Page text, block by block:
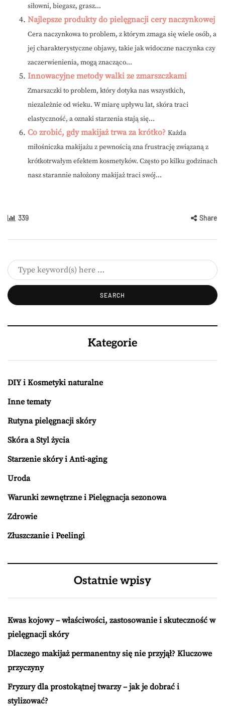
siłowni, biegasz, grasz...
Najlepsze produkty do pielęgnacji cery naczynkowej
Cera naczynkowa to problem, z którym zmaga się wiele osób, a
jej charakterystyczne objawy, takie jak widoczne naczynka czy
zaczerwienienia, mogą znacząco...
Innowacyjne metody walki ze zmarszczkami
Zmarszczki to problem, który dotyka nas wszystkich,
niezależnie od wieku. W miarę upływu lat, skóra traci
elastyczność, a oznaki starzenia stają się...
Co zrobić, gdy makijaż trwa za krótko? Każda
miłośniczka makijażu z pewnością zna frustrację związaną z
krótkotrwałym efektem kosmetyków. Często po kilku godzinach
nasz starannie nałożony makijaż traci swój...
339 Share
Kategorie
DIY i Kosmetyki naturalne
Inne tematy
Rutyna pielęgnacji skóry
Skóra a Styl życia
Starzenie skóry i Anti-aging
Uroda
Warunki zewnętrzne i Pielęgnacja sezonowa
Zdrowie
Złuszczanie i Peelingi
Ostatnie wpisy
Kwas kojowy – właściwości, zastosowanie i skuteczność w
pielęgnacji skóry
Dlaczego makijaż permanentny się nie przyjął? Kluczowe
przyczyny
Fryzury dla prostokątnej twarzy – jak je dobrać i
stylizować?